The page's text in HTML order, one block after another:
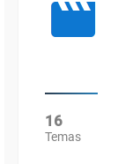
16
Temas